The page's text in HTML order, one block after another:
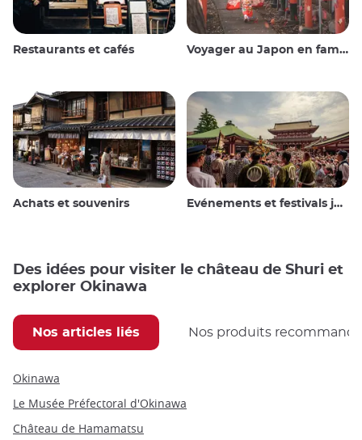
Restaurants et cafés Voyager au Japon en famille
Achats et souvenirs Evénements et festivals japonais
Des idées pour visiter le château de Shuri et
explorer Okinawa
Nos articles liés Nos produits
Okinawa
Le Musée Préfectoral d'Okinawa
Château de Hamamatsu